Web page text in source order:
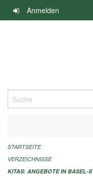
Navigation
überspringen
Anmelden
Suche
ALLGEMEINE
IMPRESSUM
STARTSEITE
VERZEICHNISSE
KITAS: ANGEBOTE IN BASEL-